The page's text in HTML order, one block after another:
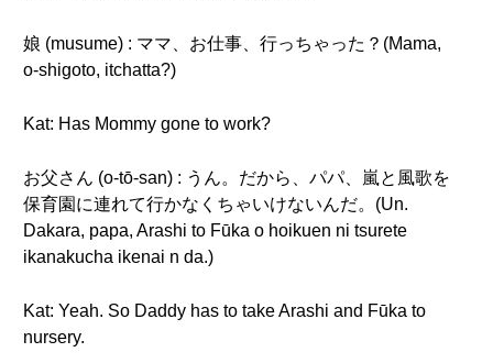
娘 (musume) : ママ、お仕事、行っちゃった？(Mama,
o-shigoto, itchatta?)
Kat: Has Mommy gone to work?
お父さん (o-tō-san) : うん。だから、パパ、嵐と風歌を
保育園に連れて行かなくちゃいけないんだ。(Un.
Dakara, papa, Arashi to Fūka o hoikuen ni tsurete
ikanakucha ikenai n da.)
Kat: Yeah. So Daddy has to take Arashi and Fūka to
nursery.